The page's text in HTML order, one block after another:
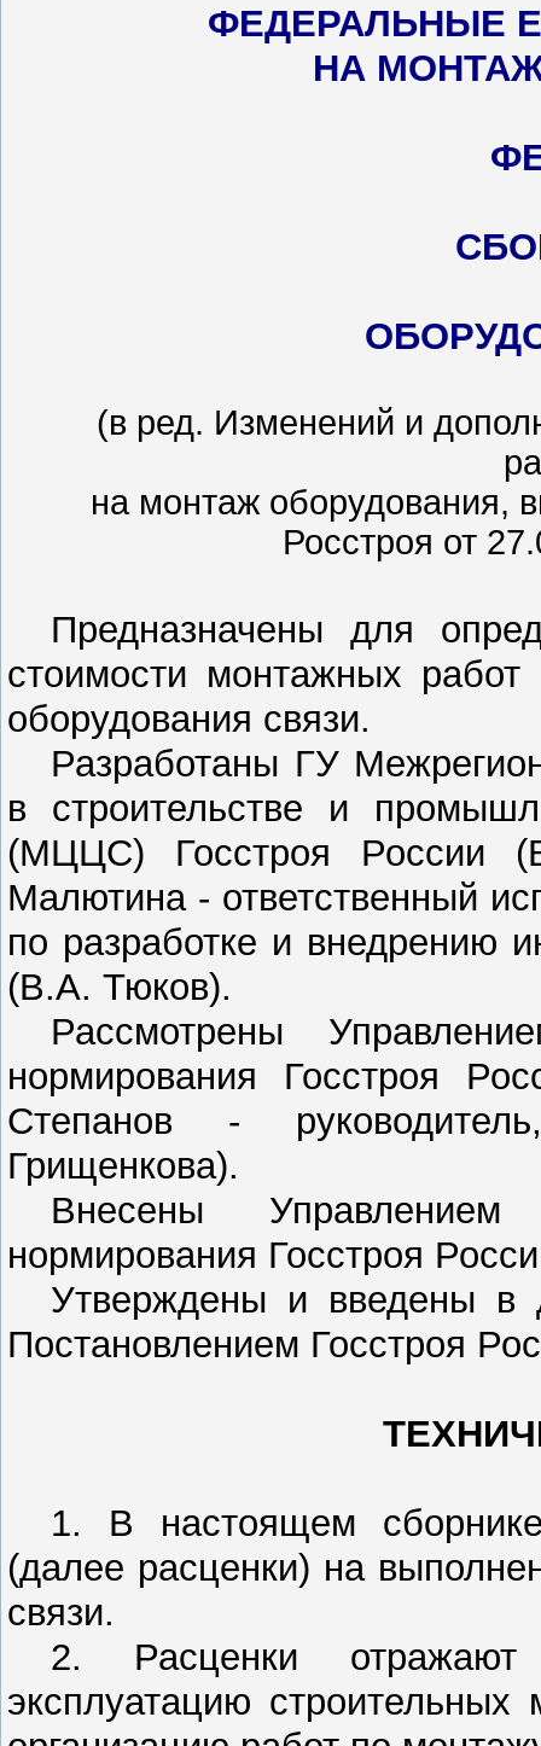
ФЕДЕРАЛЬНЫЕ
НА
(в ред. Изменений и
на монтаж оборудования,
Росстроя от
Предназначены для
стоимости монтажных
оборудования связи.
Разработаны ГУ
в строительстве и
(МЦЦС) Госстроя России
Малютина - ответственный
по разработке и внедрению
(В.А. Тюков).
Рассмотрены
нормирования Госстроя
Степанов -
Грищенкова).
Внесены
нормирования Госстроя
Утверждены и введены в
Постановлением Госстроя
1. В настоящем
(далее расценки) на
связи.
2. Расценки отражают
эксплуатацию